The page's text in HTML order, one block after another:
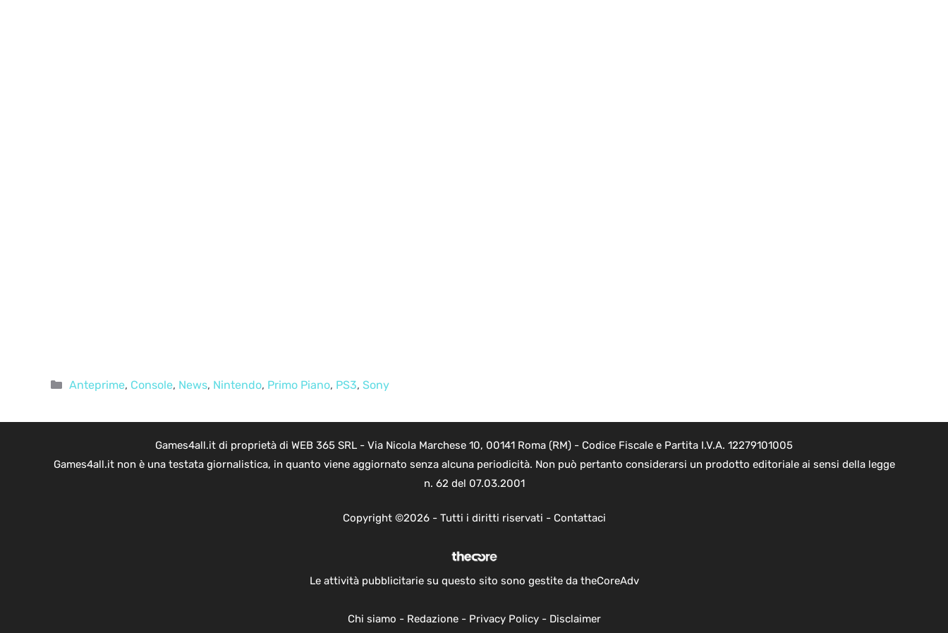
Categorie
Anteprime, Console, News, Nintendo, Primo Piano, PS3, Sony
Games4all.it di proprietà di WEB 365 SRL - Via Nicola Marchese 10, 00141 Roma (RM) - Codice Fiscale e Partita I.V.A. 12279101005
Games4all.it non è una testata giornalistica, in quanto viene aggiornato senza alcuna periodicità. Non può pertanto considerarsi un prodotto editoriale ai sensi della legge
n. 62 del 07.03.2001
Copyright ©2026 - Tutti i diritti riservati - Contattaci
Le attività pubblicitarie su questo sito sono gestite da theCoreAdv
Chi siamo - Redazione- Privacy Policy- Disclaimer